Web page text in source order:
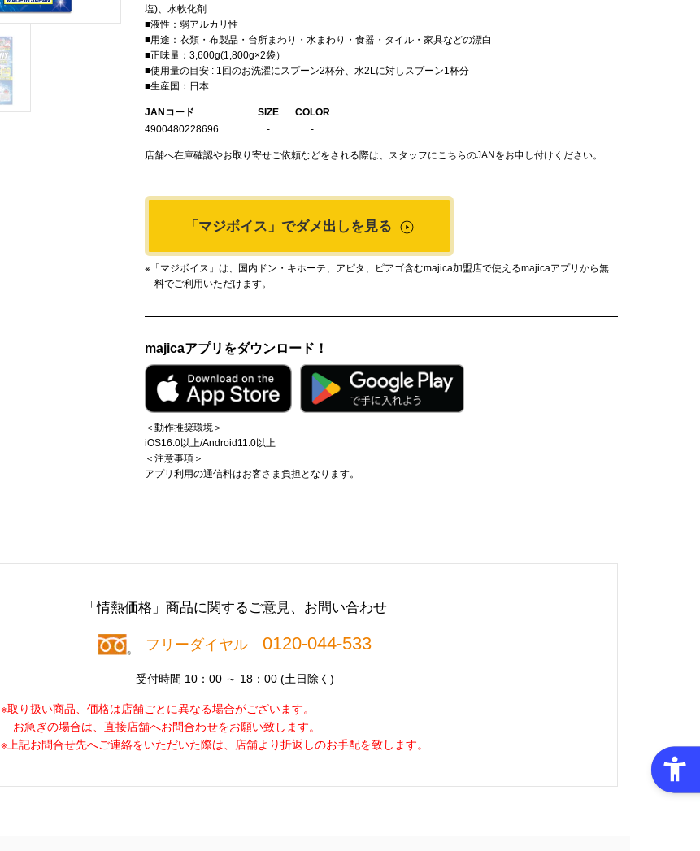
塩)、水軟化剤
■液性：弱アルカリ性
■用途：衣類・布製品・台所まわり・水まわり・食器・タイル・家具などの漂白
■正味量：3,600g(1,800g×2袋）
■使用量の目安 : 1回のお洗濯にスプーン2杯分、水2Lに対しスプーン1杯分
■生産国：日本
JANコード SIZE
COLOR
4900480228696
- -
店舗へ在庫確認やお取り寄せご依頼などをされる際は、スタッフにこちらのJANをお申し付けください。
「マジボイス」でダメ出しを見る
※「マジボイス」は、国内ドン・キホーテ、アピタ、ピアゴ含むmajica加盟店で使えるmajicaアプリから無
料でご利用いただけます。
majicaアプリをダウンロード！
＜動作推奨環境＞
iOS16.0以上/Android11.0以上
＜注意事項＞
アプリ利用の通信料はお客さま負担となります。
「情熱価格」商品に関する ご意見、お問い合わせ
フリーダイヤル 0120-044-533
受付時間 10：00 ～ 18：00 (土日除く)
※取り扱い商品、価格は店舗ごとに異なる場合がございます。
お急ぎの場合は、直接店舗へお問合わせをお願い致します。
※上記お問合せ先へご連絡をいただいた際は、店舗より折返しのお手配を致します。